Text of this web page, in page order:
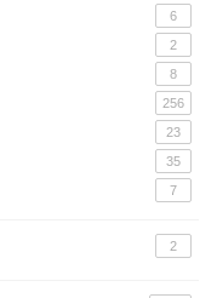
6
2
8
256
23
35
7
2